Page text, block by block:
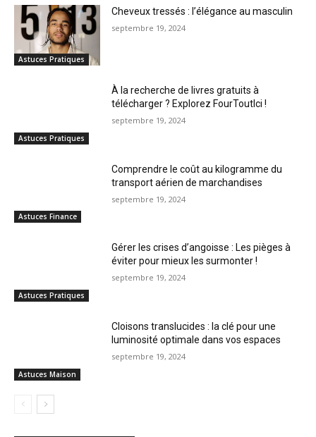
Astuces Pratiques
Cheveux tressés : l’élégance au masculin
septembre 19, 2024
Astuces Pratiques
À la recherche de livres gratuits à
télécharger ? Explorez FourToutIci !
septembre 19, 2024
Astuces Finance
Comprendre le coût au kilogramme du
transport aérien de marchandises
septembre 19, 2024
Astuces Pratiques
Gérer les crises d’angoisse : Les pièges à
éviter pour mieux les surmonter !
septembre 19, 2024
Astuces Maison
Cloisons translucides : la clé pour une
luminosité optimale dans vos espaces
septembre 19, 2024